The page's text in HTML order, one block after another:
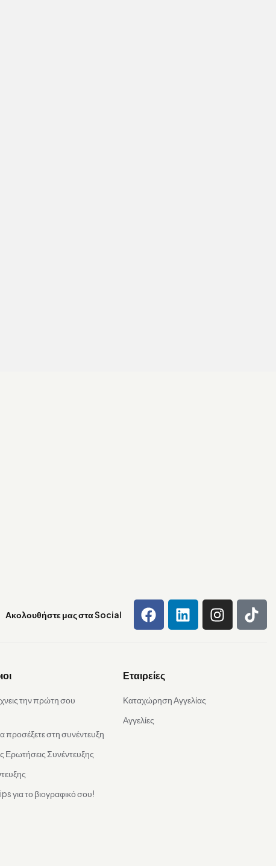
Ακολουθήστε μας στα Social
την πρώτη σου
προσέξετε στη συνέντευξη
Ερωτήσεις Συνέντευξης
για το βιογραφικό σου!
Εταιρείες
Καταχώρηση Αγγελίας
Αγγελίες